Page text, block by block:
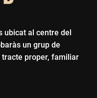
ubicat al centre del
un grup de
tracte proper, familiar